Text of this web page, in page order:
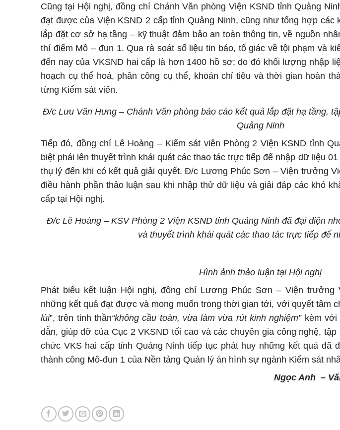
Cũng tại Hội nghị, đồng chí Chánh Văn phòng Viện KSND tỉnh Quảng
đạt được của Viện KSND 2 cấp tỉnh Quảng Ninh, cũng như tổng hợp các
lắp đặt cơ sở hạ tầng – kỹ thuật đảm bảo an toàn thông tin, về nguồn
thí điểm Mô – đun 1. Qua rà soát số liệu tin báo, tố giác về tội phạm và
đến nay của VKSND hai cấp là hơn 1400 hồ sơ; do đó khối lượng nhập
hoạch cụ thể hoá, phân công cụ thể, khoán chỉ tiêu và thời gian hoàn
từng Kiểm sát viên.
Đ/c Lưu Văn Hưng – Chánh Văn phòng báo cáo kết quả lắp đặt hạ tầng,
Quảng Ninh
Tiếp đó, đồng chí Lê Hoàng – Kiểm sát viên Phòng 2 Viện KSND tỉnh
biệt phái lên thuyết trình khái quát các thao tác trực tiếp để nhập dữ liệu
thụ lý đến khi có kết quả giải quyết. Đ/c Lương Phúc Sơn – Viện trưởng
điều hành phần thảo luận sau khi nhập thử dữ liệu và giải đáp các khó
cấp tại Hội nghị.
Đ/c Lê Hoàng – KSV Phòng 2 Viện KSND tỉnh Quảng Ninh đã đại diện
và thuyết trình khái quát các thao tác trực tiếp để
Hình ảnh thảo luận tại Hội nghị
Phát biểu kết luận Hội nghị, đồng chí Lương Phúc Sơn – Viện trưởng
những kết quả đạt được và mong muốn trong thời gian tới, với quyết tâm
lùi”, trên tinh thần“không cầu toàn, vừa làm vừa rút kinh nghiệm”kèm với
dẫn, giúp đỡ của Cục 2 VKSND tối cao và các chuyên gia công nghệ,
chức VKS hai cấp tỉnh Quảng Ninh tiếp tục phát huy những kết quả đã
thành công Mô-đun 1 của Nền tảng Quản lý án hình sự ngành Kiểm sát
Ngọc Anh –